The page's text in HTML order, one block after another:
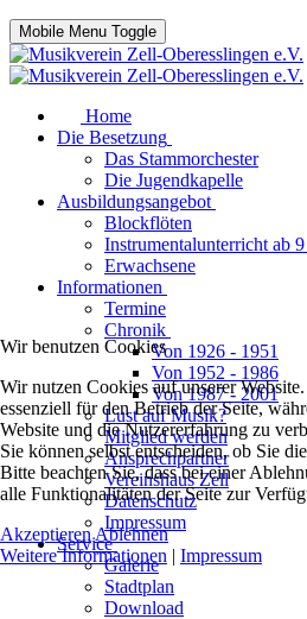
Mobile Menu Toggle
Home
Die Besetzung
Das Stammorchester
Die Jugendkapelle
Ausbildungsangebot
Blockflöten
Instrumentalunterricht ab 9
Erwachsene
Informationen
Termine
Chronik
Von 1926 - 1951
Von 1952 - 1986
Von 1987 - 2001
Lust auf Musik?
Mitglied werden
Ansprechpartner
Vereinshaus Zell
Datenschutz
Impressum
Service
Galerie
Stadtplan
Download
Wir benutzen Cookies
Wir nutzen Cookies auf unserer
essenziell für den Betrieb der Seite,
Website und die Nutzererfahrung zu
Sie können selbst entscheiden, ob Sie
Bitte beachten Sie, dass bei einer
alle Funktionalitäten der Seite zur
Akzeptieren Ablehnen
Weitere Informationen | Impressum